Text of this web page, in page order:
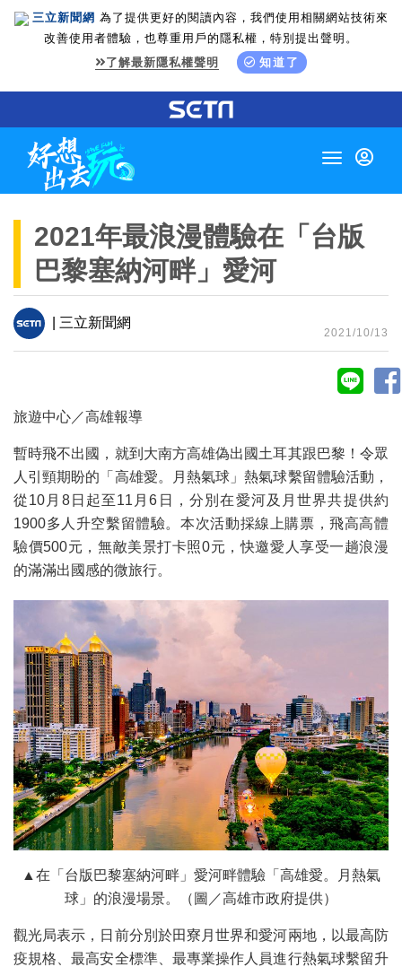
三立新聞網 為了提供更好的閱讀內容，我們使用相關網站技術來
改善使用者體驗，也尊重用戶的隱私權，特別提出聲明。
了解最新隱私權聲明
知道了
Toggle
2021年最浪漫體驗在「台版
巴黎塞納河畔」愛河
| 三立新聞網
2021/10/13
旅遊中心／高雄報導
暫時飛不出國，就到大南方高雄偽出國土耳其跟巴黎！令眾
人引頸期盼的「高雄愛。月熱氣球」熱氣球繫留體驗活動，
從10月8日起至11月6日，分別在愛河及月世界共提供約
1900多人升空繫留體驗。本次活動採線上購票，飛高高體
驗價500元，無敵美景打卡照0元，快邀愛人享受一趟浪漫
的滿滿出國感的微旅行。
▲在「台版巴黎塞納河畔」愛河畔體驗「高雄愛。月熱氣
球」的浪漫場景。（圖／高雄市政府提供）
觀光局表示，日前分別於田寮月世界和愛河兩地，以最高防
疫規格、最高安全標準、最專業操作人員進行熱氣球繫留升